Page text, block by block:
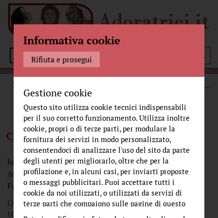
Menù
STORIA ...
Il miracolo di Adriana
lunedì 14 giugno 2010
Autore:Bagotta, Sonia Curatore: Riva, Sr. Maria Gloria
Fonte:CulturaCattolica.it
Ogni nostra storia è un miracolo, ogni giorno lo
tocchiamo con mano.
Informativa cookie
Rifiuta e prosegui
Gestione cookie
Questo sito utilizza cookie tecnici indispensabili
per il suo corretto funzionamento. Utilizza inoltre
cookie, propri o di terze parti, per modulare la
fornitura dei servizi in modo personalizzato,
consentendoci di analizzare l'uso del sito da parte
degli utenti per migliorarlo, oltre che per la
profilazione e, in alcuni casi, per inviarti proposte
o messaggi pubblicitari. Puoi accettare tutti i
cookie da noi utilizzati, o utilizzati da servizi di
terze parti che compaiono sulle pagine di questo
sito, premendo il pulsante "Accetta tutti i cookie"